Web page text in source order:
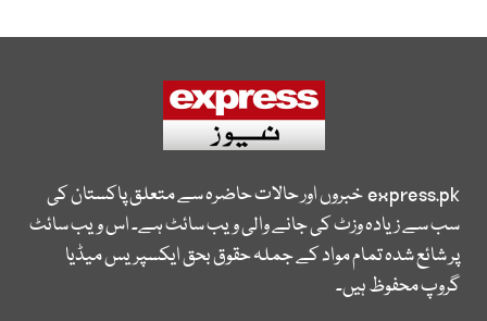
express.pkخبروں اور حالات حاضرہ سے متعلق پاکستان کی
سب سے زیادہ وزٹ کی جانے والی ویب سائٹ ہے۔ اس ویب سائٹ
پر شائع شدہ تمام مواد کے جملہ حقوق بحق ایکسپریس میڈیا
گروپ محفوظ ہیں۔